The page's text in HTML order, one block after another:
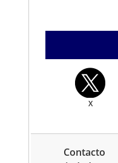
X
Contacto